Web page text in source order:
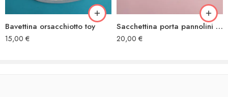
Bavettina orsacchiotto toy
15,00 €
Sacchettina porta pannolini Minnie farfalle
20,00 €